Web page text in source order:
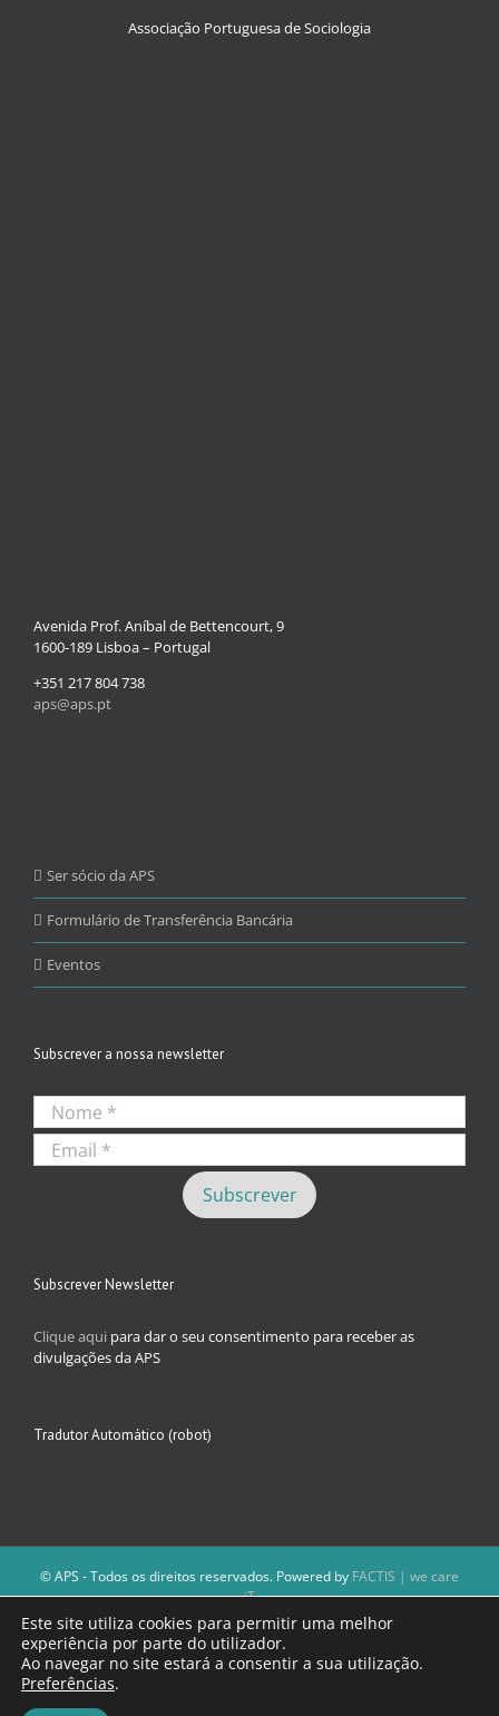
Associação Portuguesa de Sociologia
Avenida Prof. Aníbal de Bettencourt, 9
1600-189 Lisboa – Portugal
+351 217 804 738
aps@aps.pt
Ser sócio da APS
Formulário de Transferência Bancária
Eventos
Subscrever a nossa newsletter
Subscrever Newsletter
Clique aqui para dar o seu consentimento para receber as
divulgações da APS
Tradutor Automático (robot)
© APS - Todos os direitos reservados. Powered by FACTIS | we care
iT
A Direção da APS reserva-se o direito de não publicar conteúdos que
violem as leis nacionais.
Os textos assinados e as imagens depositadas são da inteira
Este site utiliza cookies para permitir uma melhor
experiência por parte do utilizador.
Ao navegar no site estará a consentir a sua utilização.
Preferências.